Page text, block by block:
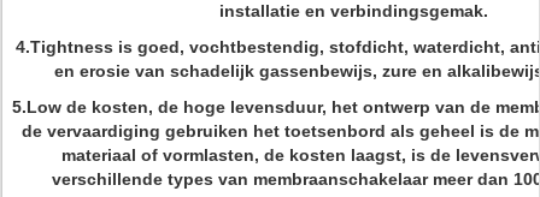
installatie en verbindingsgemak.
4.Tightness is goed, vochtbestendig, stofdicht, waterdicht,
en erosie van schadelijk gassenbewijs, zure en
5.Low de kosten, de hoge levensduur, het ontwerp van de
de vervaardiging gebruiken het toetsenbord als geheel is de
materiaal of vormlasten, de kosten laagst, is de
verschillende types van membraanschakelaar meer dan